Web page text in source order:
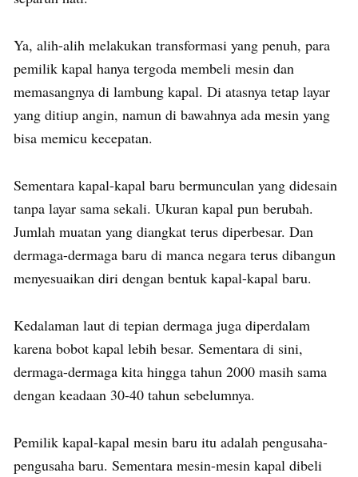
Ya, alih-alih melakukan transformasi yang penuh, para
pemilik kapal hanya tergoda membeli mesin dan
memasangnya di lambung kapal. Di atasnya tetap layar
yang ditiup angin, namun di bawahnya ada mesin yang
bisa memicu kecepatan.
Sementara kapal-kapal baru bermunculan yang didesain
tanpa layar sama sekali. Ukuran kapal pun berubah.
Jumlah muatan yang diangkat terus diperbesar. Dan
dermaga-dermaga baru di manca negara terus dibangun
menyesuaikan diri dengan bentuk kapal-kapal baru.
Kedalaman laut di tepian dermaga juga diperdalam
karena bobot kapal lebih besar. Sementara di sini,
dermaga-dermaga kita hingga tahun 2000 masih sama
dengan keadaan 30-40 tahun sebelumnya.
Pemilik kapal-kapal mesin baru itu adalah pengusaha-
pengusaha baru. Sementara mesin-mesin kapal dibeli